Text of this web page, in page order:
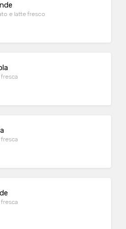
e latte fresco